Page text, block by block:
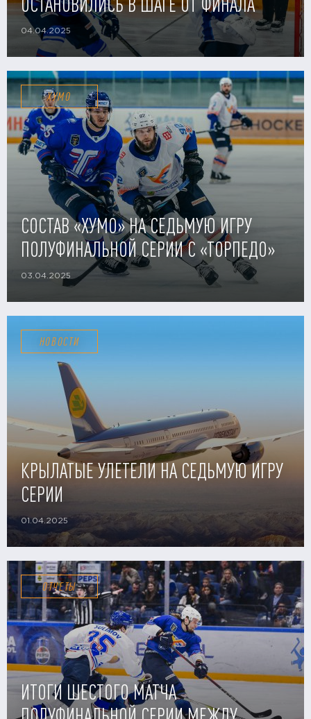
04.04.2025
ХУМО
СОСТАВ «ХУМО» НА СЕДЬМУЮ ИГРУ
ПОЛУФИНАЛЬНОЙ СЕРИИ С «ТОРПЕДО»
03.04.2025
НОВОСТИ
КРЫЛАТЫЕ УЛЕТЕЛИ НА СЕДЬМУЮ ИГРУ
СЕРИИ
01.04.2025
ОТЧЕТЫ
ИТОГИ ШЕСТОГО МАТЧА